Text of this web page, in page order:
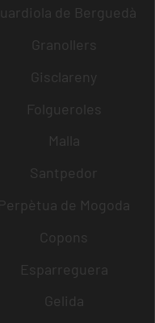
de Berguedà
Granollers
Gisclareny
Folgueroles
Malla
Santpedor
Perpètua de Mogoda
Copons
Esparreguera
Gelida